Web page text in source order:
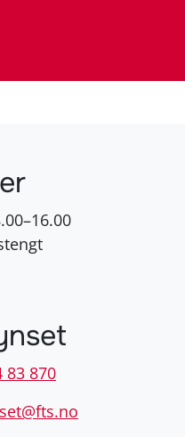
83 870